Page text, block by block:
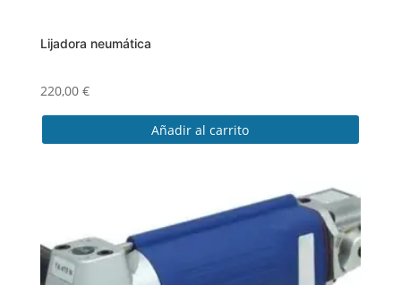
Lijadora neumática
220,00 €
Añadir al carrito